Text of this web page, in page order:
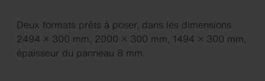
Deux formats prêts à poser, dans les dimensions
2494 × 300 mm, 2000 × 300 mm, 1494 × 300 mm,
épaisseur du panneau 8 mm.